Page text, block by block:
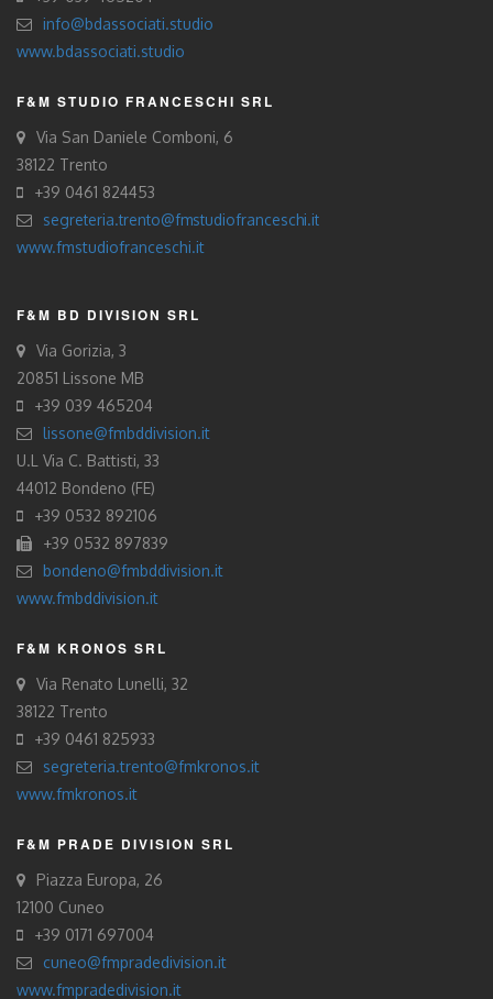
info@bdassociati.studio
www.bdassociati.studio
F&M STUDIO FRANCESCHI SRL
Via San Daniele Comboni, 6
38122 Trento
+39 0461 824453
segreteria.trento@fmstudiofranceschi.it
www.fmstudiofranceschi.it
F&M BD DIVISION SRL
Via Gorizia, 3
20851 Lissone MB
+39 039 465204
lissone@fmbddivision.it
U.L Via C. Battisti, 33
44012 Bondeno (FE)
+39 0532 892106
+39 0532 897839
bondeno@fmbddivision.it
www.fmbddivision.it
F&M KRONOS SRL
Via Renato Lunelli, 32
38122 Trento
+39 0461 825933
segreteria.trento@fmkronos.it
www.fmkronos.it
F&M PRADE DIVISION SRL
Piazza Europa, 26
12100 Cuneo
+39 0171 697004
cuneo@fmpradedivision.it
www.fmpradedivision.it